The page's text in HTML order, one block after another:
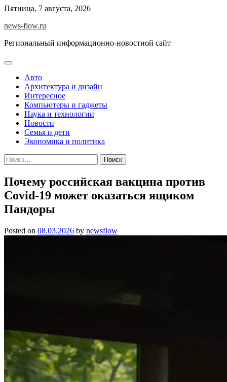
Skip
content
Пятница, 7 августа, 2026
news-flow.ru
Региональный информационно-новостной сайт
Авто
Архитектура и дизайн
Интересное
Компьютеры и гаджеты
Наука и технологии
Новости
Семья и дети
Экономика и политика
Найти:
Почему российская вакцина против
Covid-19 может оказаться ящиком
Пандоры
Posted on 08.03.2026 by newsflow